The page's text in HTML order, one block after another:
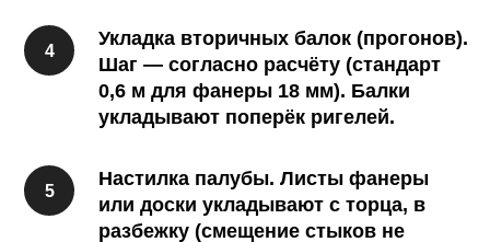
Укладка вторичных балок (прогонов).
Шаг — согласно расчёту (стандарт
0,6 м для фанеры 18 мм). Балки
укладывают поперёк ригелей.
Настилка палубы. Листы фанеры
или доски укладывают с торца, в
разбежку (смещение стыков не